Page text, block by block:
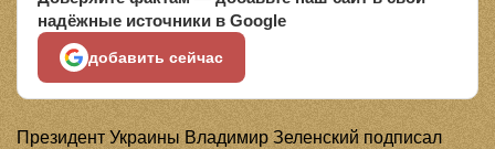
надёжные источники в Google
добавить сейчас
Президент Украины Владимир Зеленский подписал